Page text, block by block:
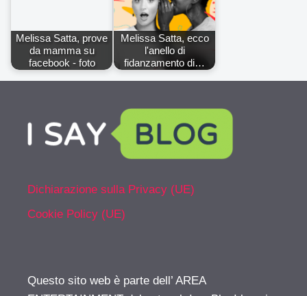
Melissa Satta, prove
da mamma su
facebook - foto
Melissa Satta, ecco
l'anello di
fidanzamento di…
Dichiarazione sulla Privacy (UE)
Cookie Policy (UE)
Questo sito web è parte dell’ AREA